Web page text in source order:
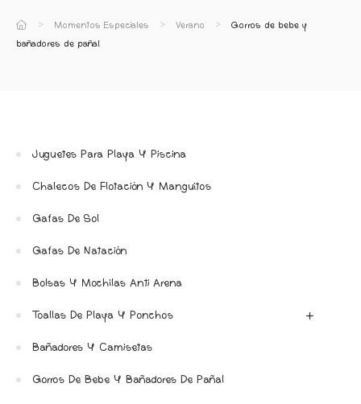
Momentos Especiales Verano
Gorros de bebe y
bañadores de pañal
Juguetes Para Playa Y Piscina
Chalecos De Flotación Y Manguitos
Gafas De Sol
Gafas De Natación
Bolsas Y Mochilas Anti Arena
Toallas De Playa Y Ponchos
Bañadores Y Camisetas
Gorros De Bebe Y Bañadores De Pañal